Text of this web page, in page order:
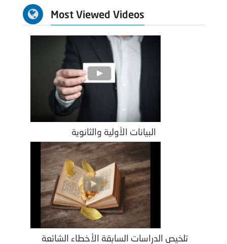
Most Viewed Videos
تلخيص الدراسات السابقة الأخطاء الشائعة